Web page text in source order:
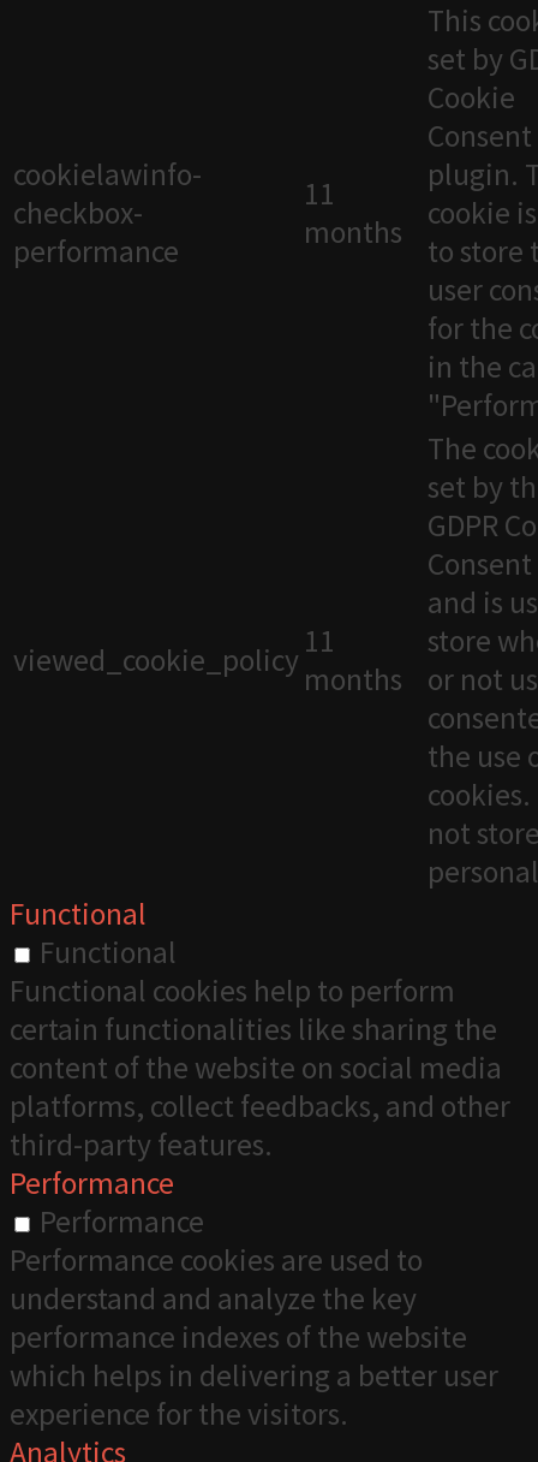
cookielawinfo-
checkbox-
performance
11
months
This
set by
Cookie
Consent
plugin.
cookie
to store
user
for the
in the
viewed_cookie_policy 11
months
The
set by
GDPR
and is
store
or not
the use
not
Functional
Functional
Functional cookies help to perform
certain functionalities like sharing the
content of the website on social media
platforms, collect feedbacks, and other
third-party features.
Performance
Performance
Performance cookies are used to
understand and analyze the key
performance indexes of the website
which helps in delivering a better user
experience for the visitors.
Analytics